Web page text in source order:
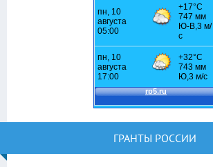
ГРАНТЫ РОССИИ